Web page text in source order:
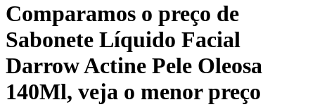
Comparamos o preço de
Sabonete Líquido Facial
Darrow Actine Pele Oleosa
140Ml, veja o menor preço